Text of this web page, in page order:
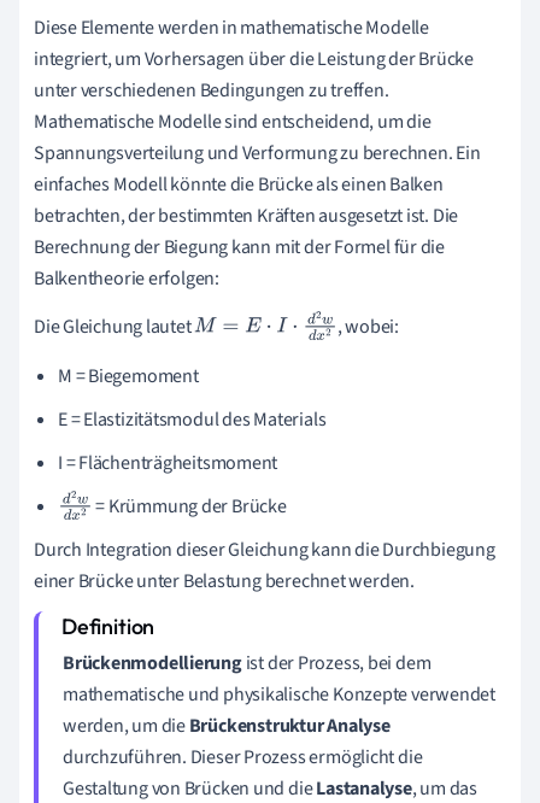
Diese Elemente werden in mathematische Modelle
integriert, um Vorhersagen über die Leistung der Brücke
unter verschiedenen Bedingungen zu treffen.
Mathematische Modelle sind entscheidend, um die
Spannungsverteilung und Verformung zu berechnen. Ein
einfaches Modell könnte die Brücke als einen Balken
betrachten, der bestimmten Kräften ausgesetzt ist. Die
Berechnung der Biegung kann mit der Formel für die
Balkentheorie erfolgen:
Die Gleichung lautetM= E⋅I⋅ d2 wd x2
, wobei:
M = Biegemoment
E = Elastizitätsmodul des Materials
I = Flächenträgheitsmoment
d2w
dx2
= Krümmung der Brücke
Durch Integration dieser Gleichung kann die Durchbiegung
einer Brücke unter Belastung berechnet werden.
Brückenmodellierungist der Prozess, bei dem
mathematische und physikalische Konzepte verwendet
werden, um dieBrückenstruktur Analyse
durchzuführen. Dieser Prozess ermöglicht die
Gestaltung von Brücken und dieLastanalyse, um das